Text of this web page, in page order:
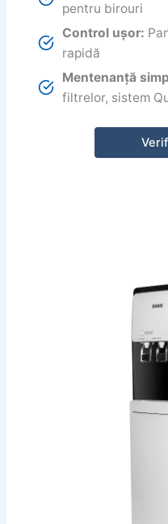
pentru birouri
Control ușor:
rapidă
Mentenanță
filtrelor, sistem